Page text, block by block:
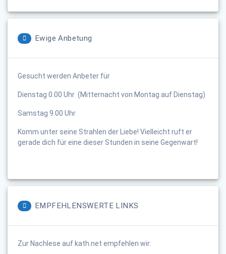
Ewige Anbetung
Gesucht werden Anbeter für
Dienstag 0.00 Uhr (Mitternacht von Montag auf Dienstag)
Samstag 9.00 Uhr
Komm unter seine Strahlen der Liebe! Vielleicht ruft er
gerade dich für eine dieser Stunden in seine Gegenwart!
EMPFEHLENSWERTE LINKS
Zur Nachlese auf kath.net empfehlen wir: